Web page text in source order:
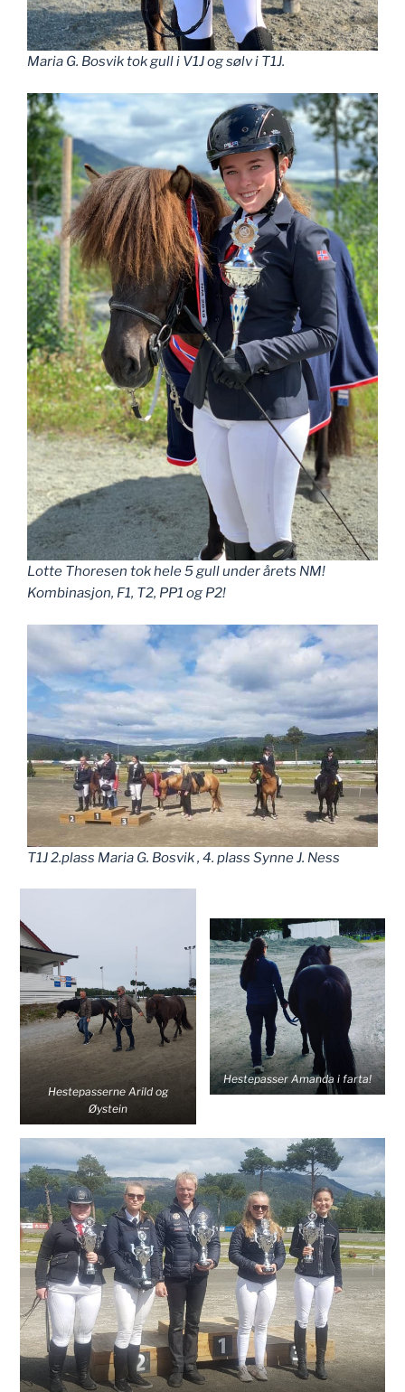
Maria G. Bosvik tok gull i V1J og sølv i T1J.
Lotte Thoresen tok hele 5 gull under årets NM!
Kombinasjon, F1, T2, PP1 og P2!
T1J 2.plass Maria G. Bosvik , 4. plass Synne J. Ness
Hestepasserne Arild og
Øystein
Hestepasser Amanda i farta!